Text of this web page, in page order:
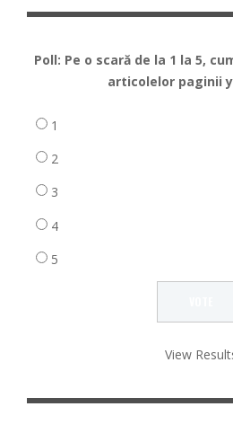
Poll: Pe o scară de la 1 la 5,
articolelor paginii
1
2
3
4
5
View